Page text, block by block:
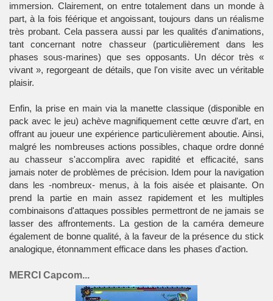
immersion. Clairement, on entre totalement dans un monde à
part, à la fois féérique et angoissant, toujours dans un réalisme
très probant. Cela passera aussi par les qualités d'animations,
tant concernant notre chasseur (particulièrement dans les
phases sous-marines) que ses opposants. Un décor très «
vivant », regorgeant de détails, que l'on visite avec un véritable
plaisir.
Enfin, la prise en main via la manette classique (disponible en
pack avec le jeu) achève magnifiquement cette œuvre d'art, en
offrant au joueur une expérience particulièrement aboutie. Ainsi,
malgré les nombreuses actions possibles, chaque ordre donné
au chasseur s'accomplira avec rapidité et efficacité, sans
jamais noter de problèmes de précision. Idem pour la navigation
dans les -nombreux- menus, à la fois aisée et plaisante. On
prend la partie en main assez rapidement et les multiples
combinaisons d'attaques possibles permettront de ne jamais se
lasser des affrontements. La gestion de la caméra demeure
également de bonne qualité, à la faveur de la présence du stick
analogique, étonnamment efficace dans les phases d'action.
MERCI Capcom...